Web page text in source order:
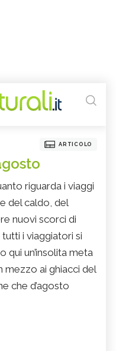
ARTICOLO
riguarda i viaggi
del caldo, del
nuovi scorci di
tutti i viaggiatori si
qui un’insolita meta
mezzo ai ghiacci del
che d’agosto